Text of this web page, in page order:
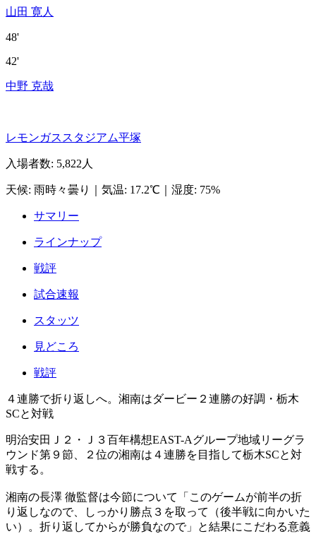
山田 寛人
48'
42'
中野 克哉
レモンガススタジアム平塚
入場者数: 5,822人
天候: 雨時々曇り 気温: 17.2℃ 湿度: 75%
サマリー
ラインナップ
戦評
試合速報
スタッツ
見どころ
戦評
４連勝で折り返しへ。湘南はダービー２連勝の好調・栃木
SCと対戦
明治安田Ｊ２・Ｊ３百年構想EAST-Aグループ地域リーグラ
ウンド第９節、２位の湘南は４連勝を目指して栃木SCと対
戦する。
湘南の長澤 徹監督は今節について「このゲームが前半の折
り返しなので、しっかり勝点３を取って（後半戦に向かいた
い）。折り返してからが勝負なので」と結果にこだわる意義